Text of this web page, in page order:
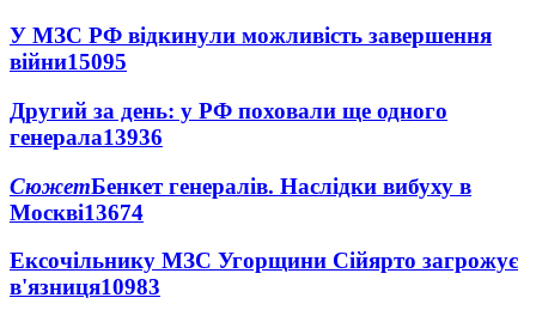
У МЗС РФ відкинули можливість завершення
війни15095
Другий за день: у РФ поховали ще одного
генерала13936
СюжетБенкет генералів. Наслідки вибуху в
Москві13674
Ексочільнику МЗС Угорщини Сійярто загрожує
в'язниця10983